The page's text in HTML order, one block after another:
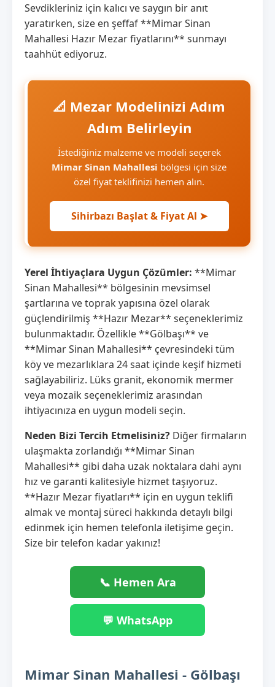
Sevdikleriniz için kalıcı ve saygın bir anıt
yaratırken, size en şeffaf **Mimar Sinan
Mahallesi Hazır Mezar fiyatlarını** sunmayı
taahhüt ediyoruz.
📐 Mezar Modelinizi Adım
Adım Belirleyin
İstediğiniz malzeme ve modeli seçerek
Mimar Sinan Mahallesi bölgesi için size
özel fiyat teklifinizi hemen alın.
Sihirbazı Başlat & Fiyat Al ➤
Yerel İhtiyaçlara Uygun Çözümler: **Mimar
Sinan Mahallesi** bölgesinin mevsimsel
şartlarına ve toprak yapısına özel olarak
güçlendirilmiş **Hazır Mezar** seçeneklerimiz
bulunmaktadır. Özellikle **Gölbaşı** ve
**Mimar Sinan Mahallesi** çevresindeki tüm
köy ve mezarlıklara 24 saat içinde keşif hizmeti
sağlayabiliriz. Lüks granit, ekonomik mermer
veya mozaik seçeneklerimiz arasından
ihtiyacınıza en uygun modeli seçin.
Neden Bizi Tercih Etmelisiniz? Diğer firmaların
ulaşmakta zorlandığı **Mimar Sinan
Mahallesi** gibi daha uzak noktalara dahi aynı
hız ve garanti kalitesiyle hizmet taşıyoruz.
**Hazır Mezar fiyatları** için en uygun teklifi
almak ve montaj süreci hakkında detaylı bilgi
edinmek için hemen telefonla iletişime geçin.
Size bir telefon kadar yakınız!
📞 Hemen Ara
💬 WhatsApp
Mimar Sinan Mahallesi - Gölbaşı